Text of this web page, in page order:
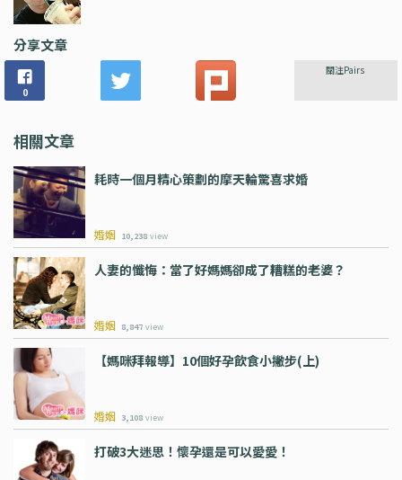
分享文章
0
關注Pairs
相關文章
耗時一個月精心策劃的摩天輪驚喜求婚
婚姻 10,238 view
人妻的懺悔：當了好媽媽卻成了糟糕的老婆？
婚姻 8,847 view
【媽咪拜報導】10個好孕飲食小撇步(上)
婚姻 3,108 view
打破3大迷思！懷孕還是可以愛愛！